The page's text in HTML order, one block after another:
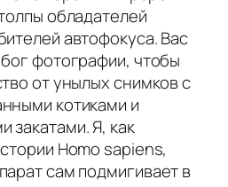
обладателей
автофокуса. Вас
фотографии, чтобы
от унылых снимков с
котиками и
Я, как
Homo sapiens,
сам подмигивает в